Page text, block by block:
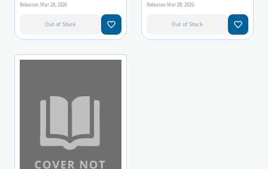
Releases Mar 28, 2026
Out of Stock favorite_border
Releases Mar 28, 2026
Out of Stock favorite_border